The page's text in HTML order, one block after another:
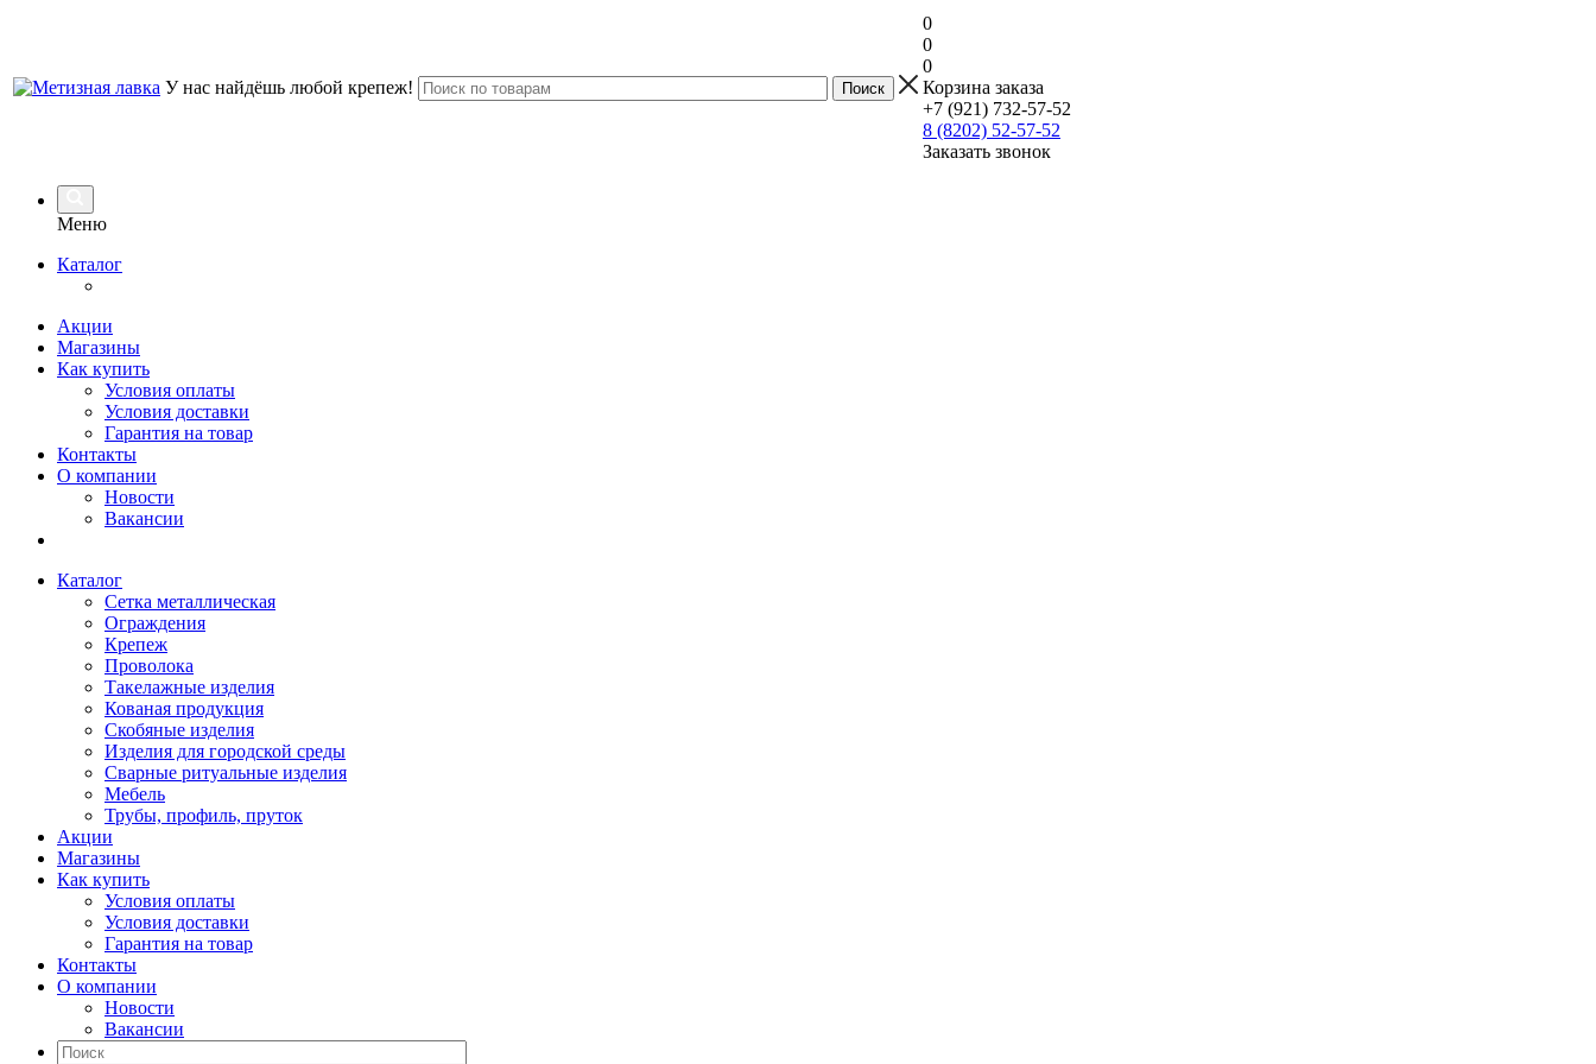
У нас найдёшь любой крепеж!
0
0
0
Корзина заказа
+7 (921) 732-57-52
8 (8202) 52-57-52
Заказать звонок
Меню
Каталог
Акции
Магазины
Как купить
Условия оплаты
Условия доставки
Гарантия на товар
Контакты
О компании
Новости
Вакансии
Каталог
Сетка металлическая
Ограждения
Крепеж
Проволока
Такелажные изделия
Кованая продукция
Скобяные изделия
Изделия для городской среды
Сварные ритуальные изделия
Мебель
Трубы, профиль, пруток
Акции
Магазины
Как купить
Условия оплаты
Условия доставки
Гарантия на товар
Контакты
О компании
Новости
Вакансии